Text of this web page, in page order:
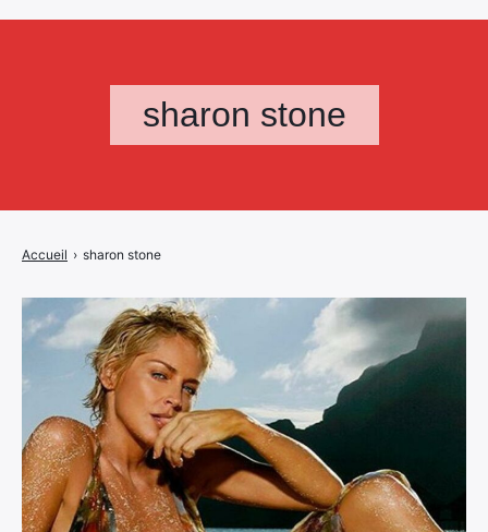
sharon stone
Accueil › sharon stone